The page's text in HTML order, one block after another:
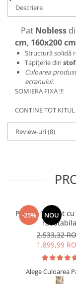
Descriere
Pat Nobless
cm, 160x200 cm
Structură solidă
Tapițerie din
Culoarea
ecranului.
SOMIERA FIXA !!!
CONTINE TOT
Review-uri(8)
-25% NOU
Pat Eva Tapitat
rabatabila
2.533,32
1.899,99
Alege Culoarea